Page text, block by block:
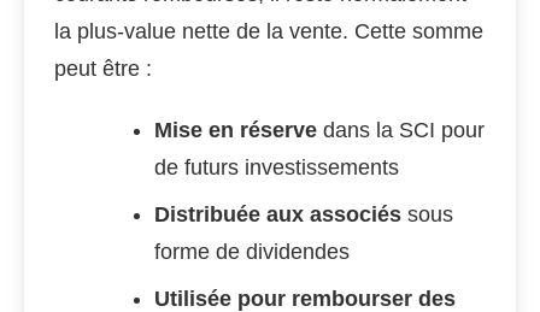
la plus-value nette de la vente. Cette somme
peut être :
Mise en réservedans la SCI pour
de futurs investissements
Distribuée aux associéssous
forme de dividendes
Utilisée pour rembourser des